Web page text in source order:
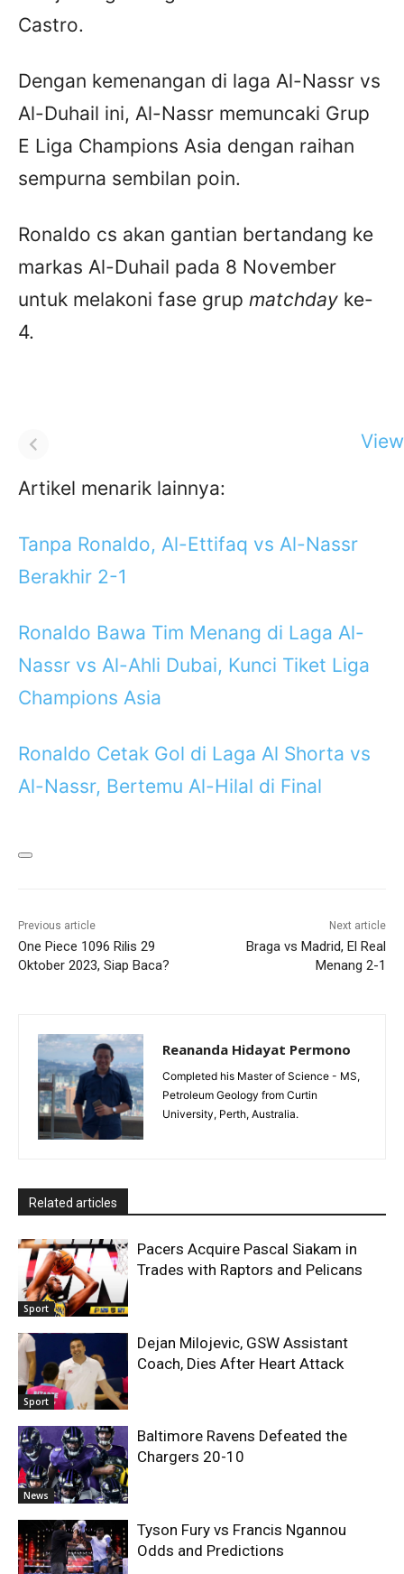
Castro.
Dengan kemenangan di laga Al-Nassr vs
Al-Duhail ini, Al-Nassr memuncaki Grup
E Liga Champions Asia dengan raihan
sempurna sembilan poin.
Ronaldo cs akan gantian bertandang ke
markas Al-Duhail pada 8 November
untuk melakoni fase grup matchday ke-
4.
Artikel menarik lainnya:
Tanpa Ronaldo, Al-Ettifaq vs Al-Nassr
Berakhir 2-1
Ronaldo Bawa Tim Menang di Laga Al-
Nassr vs Al-Ahli Dubai, Kunci Tiket Liga
Champions Asia
Ronaldo Cetak Gol di Laga Al Shorta vs
Al-Nassr, Bertemu Al-Hilal di Final
Previous article
One Piece 1096 Rilis 29
Oktober 2023, Siap Baca?
Next article
Braga vs Madrid, El Real
Menang 2-1
Reananda Hidayat Permono
Completed his Master of Science - MS,
Petroleum Geology from Curtin
University, Perth, Australia.
Related articles
Sport
Pacers Acquire Pascal Siakam in
Trades with Raptors and Pelicans
Sport
Dejan Milojevic, GSW Assistant
Coach, Dies After Heart Attack
News
Baltimore Ravens Defeated the
Chargers 20-10
Tyson Fury vs Francis Ngannou
Odds and Predictions